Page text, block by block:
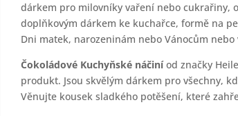
dárkem pro milovníky vaření nebo cukrařiny,
doplňkovým dárkem ke kuchařce, formě na
Dni matek, narozeninám nebo Vánocům
Čokoládové Kuchyňské náčiníod značky
produkt. Jsou skvělým dárkem pro všechny,
Věnujte kousek sladkého potěšení, které